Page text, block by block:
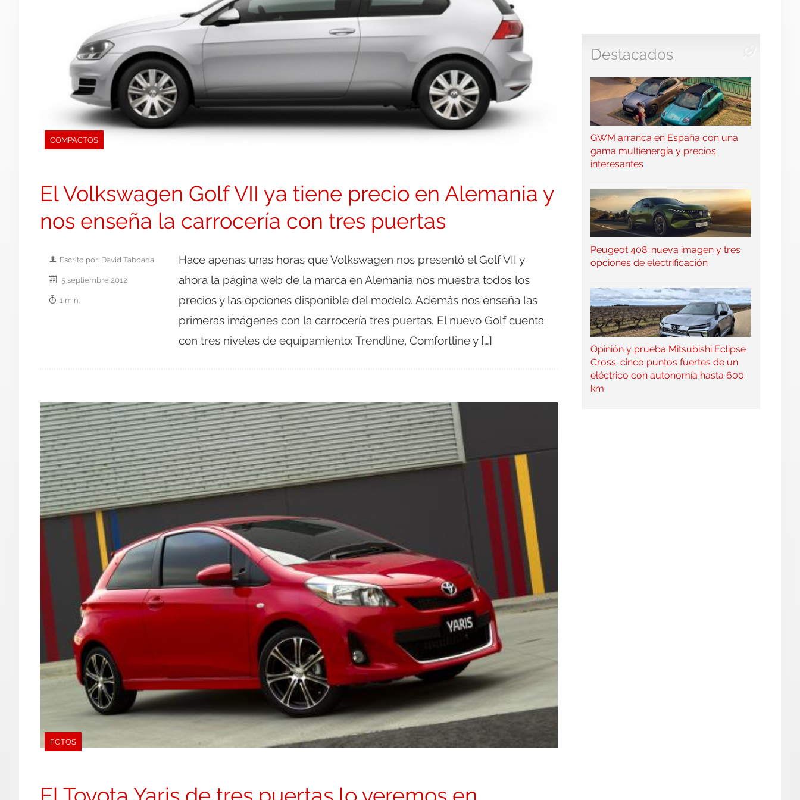
COMPACTOS
El Volkswagen Golf VII ya tiene precio en Alemania y
nos enseña la carrocería con tres puertas
Escrito por: David Taboada
5 septiembre 2012
1 min.
Hace apenas unas horas que Volkswagen nos presentó el Golf VII y
ahora la página web de la marca en Alemania nos muestra todos los
precios y las opciones disponible del modelo. Además nos enseña las
primeras imágenes con la carrocería tres puertas. El nuevo Golf cuenta
con tres niveles de equipamiento: Trendline, Comfortline y […]
FOTOS
Destacados
GWM arranca en España con una
gama multienergía y precios
interesantes
Peugeot 408: nueva imagen y tres
opciones de electrificación
Opinión y prueba Mitsubishi Eclipse
Cross: cinco puntos fuertes de un
eléctrico con autonomía hasta 600
km